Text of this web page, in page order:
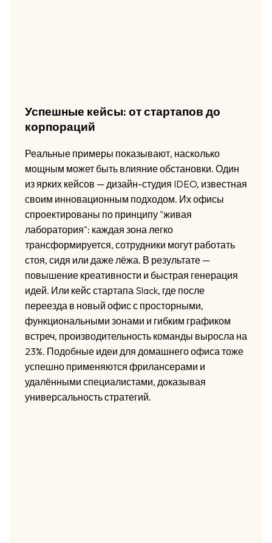
Успешные кейсы: от стартапов до
корпораций
Реальные примеры показывают, насколько
мощным может быть влияние обстановки. Один
из ярких кейсов — дизайн-студия IDEO, известная
своим инновационным подходом. Их офисы
спроектированы по принципу "живая
лаборатория": каждая зона легко
трансформируется, сотрудники могут работать
стоя, сидя или даже лёжа. В результате —
повышение креативности и быстрая генерация
идей. Или кейс стартапа Slack, где после
переезда в новый офис с просторными,
функциональными зонами и гибким графиком
встреч, производительность команды выросла на
23%. Подобные идеи для домашнего офиса тоже
успешно применяются фрилансерами и
удалёнными специалистами, доказывая
универсальность стратегий.